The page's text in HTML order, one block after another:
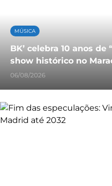
MÚSICA
BK’ celebra 10 anos
show histórico no
06/08/2026